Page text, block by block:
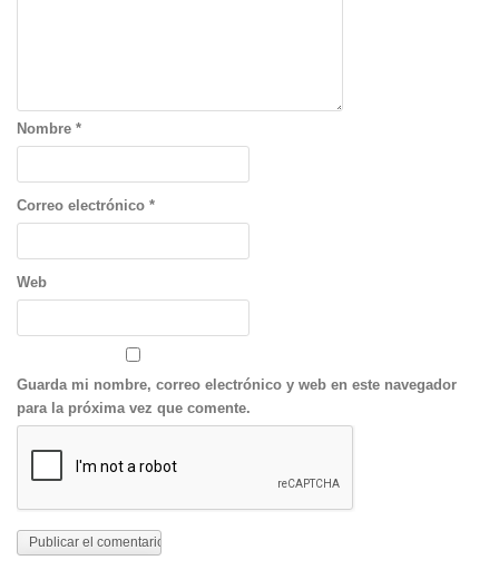
Nombre *
Correo electrónico *
Web
Guarda mi nombre, correo electrónico y web en este navegador
para la próxima vez que comente.